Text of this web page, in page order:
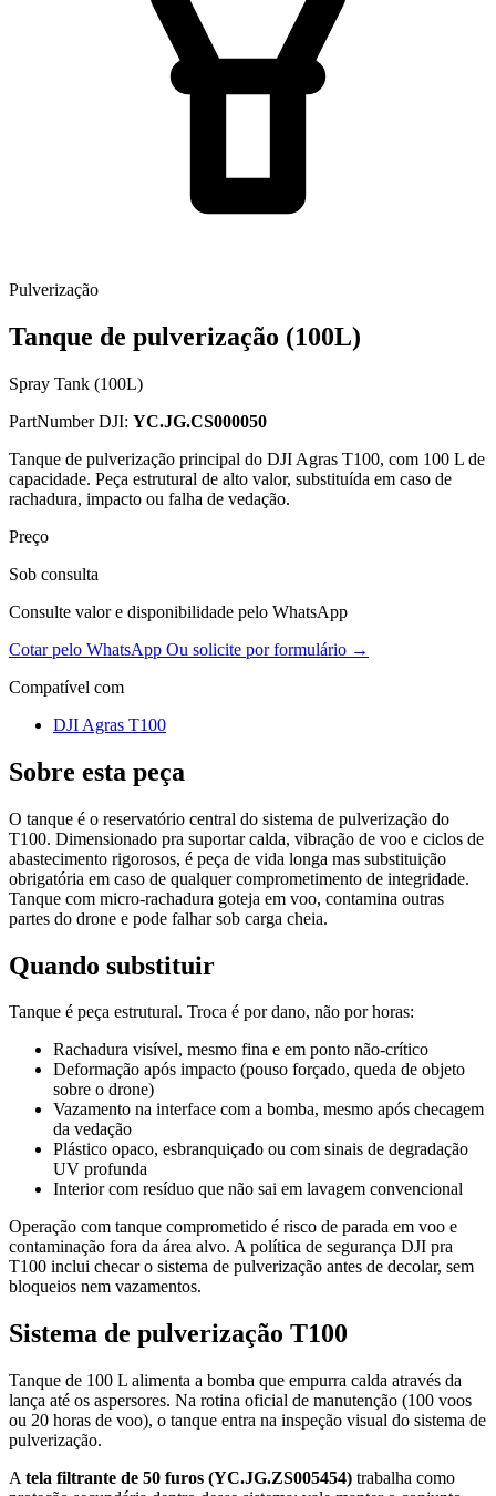
Pulverização
Tanque de pulverização (100L)
Spray Tank (100L)
PartNumber DJI: YC.JG.CS000050
Tanque de pulverização principal do DJI Agras T100, com 100 L de
capacidade. Peça estrutural de alto valor, substituída em caso de
rachadura, impacto ou falha de vedação.
Preço
Sob consulta
Consulte valor e disponibilidade pelo WhatsApp
Cotar pelo WhatsApp Ou solicite por formulário →
Compatível com
DJI Agras T100
Sobre esta peça
O tanque é o reservatório central do sistema de pulverização do
T100. Dimensionado pra suportar calda, vibração de voo e ciclos de
abastecimento rigorosos, é peça de vida longa mas substituição
obrigatória em caso de qualquer comprometimento de integridade.
Tanque com micro-rachadura goteja em voo, contamina outras
partes do drone e pode falhar sob carga cheia.
Quando substituir
Tanque é peça estrutural. Troca é por dano, não por horas:
Rachadura visível, mesmo fina e em ponto não-crítico
Deformação após impacto (pouso forçado, queda de objeto
sobre o drone)
Vazamento na interface com a bomba, mesmo após checagem
da vedação
Plástico opaco, esbranquiçado ou com sinais de degradação
UV profunda
Interior com resíduo que não sai em lavagem convencional
Operação com tanque comprometido é risco de parada em voo e
contaminação fora da área alvo. A política de segurança DJI pra
T100 inclui checar o sistema de pulverização antes de decolar, sem
bloqueios nem vazamentos.
Sistema de pulverização T100
Tanque de 100 L alimenta a bomba que empurra calda através da
lança até os aspersores. Na rotina oficial de manutenção (100 voos
ou 20 horas de voo), o tanque entra na inspeção visual do sistema de
pulverização.
A tela filtrante de 50 furos (YC.JG.ZS005454) trabalha como